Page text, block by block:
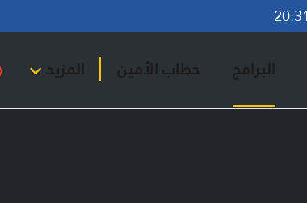
البرامج خطاب الأمين المزيد